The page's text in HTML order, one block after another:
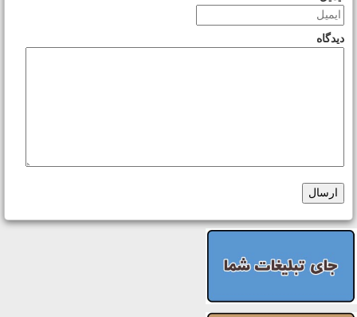
دیدگاه
ارسال